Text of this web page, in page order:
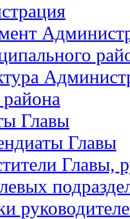
района
Главы
Главы
Главы,